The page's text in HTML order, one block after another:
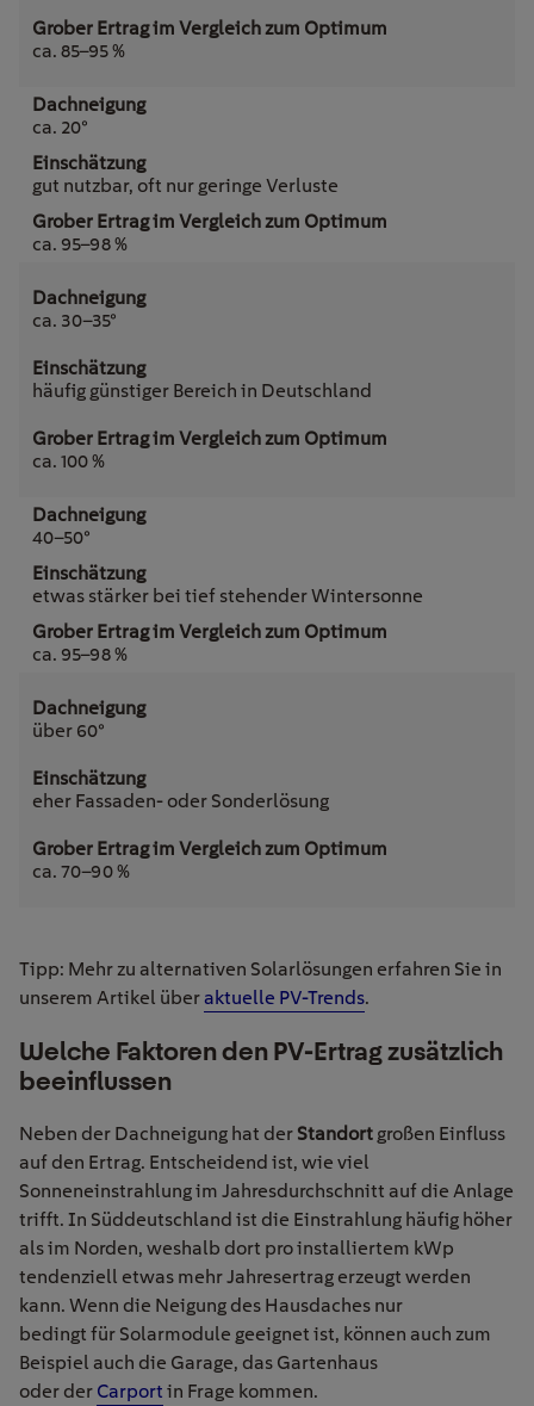
ca. 85–95 %
ca. 20°
gut nutzbar, oft nur geringe Verluste
ca. 95–98 %
ca. 30–35°
häufig günstiger Bereich in Deutschland
ca. 100 %
40–50°
etwas stärker bei tief stehender Wintersonne
ca. 95–98 %
über 60°
eher Fassaden- oder Sonderlösung
ca. 70–90 %
Tipp: Mehr zu alternativen Solarlösungen erfahren Sie in
unserem Artikel überaktuelle PV-Trends.
Welche Faktoren den PV-Ertrag zusätzlich
beeinflussen
Neben der Dachneigung hat der Standort großen Einfluss
auf den Ertrag. Entscheidend ist, wie viel
Sonneneinstrahlung im Jahresdurchschnitt auf die Anlage
trifft. In Süddeutschland ist die Einstrahlung häufig höher
als im Norden, weshalb dort pro installiertem kWp
tendenziell etwas mehrJahresertrag erzeugt werden
kann. Wenn die Neigung des Hausdaches nur
bedingt für Solarmodule geeignet ist, können auch zum
Beispiel auch die Garage, das Gartenhaus
oder der Carport in Frage kommen.